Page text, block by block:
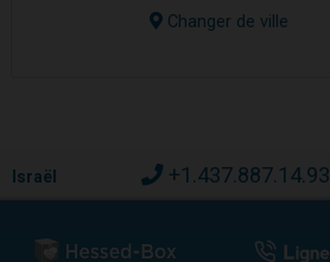
Changer de ville
Israël +1.437.887.14.93